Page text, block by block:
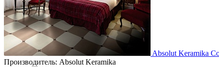
Absolut Keramika
Производитель: Absolut Keramika